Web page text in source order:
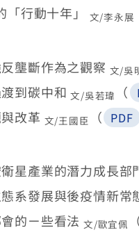
「行動十年」
文/李永展
壟斷作為之觀察 文/吳
到碳中和文/吳若瑋 （
改革 文/王國臣 （ PDF
星產業的潛力成長部
系發展與後疫情新常
的ㄧ些看法 文/歐宜佩